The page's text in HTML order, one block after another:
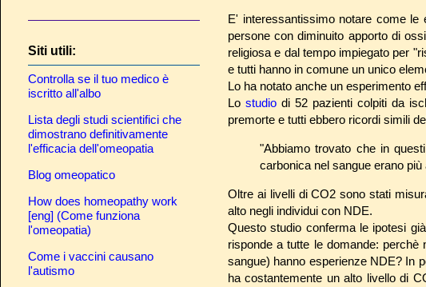
E' interessantissimo notare come
persone con diminuito apporto di
religiosa e dal tempo impiegato per
e tutti hanno in comune un unico
Lo ha notato anche un esperimento
Lo studio di 52 pazienti colpiti da
premorte e tutti ebbero ricordi simili
"Abbiamo trovato che in
carbonica nel sangue erano
Oltre ai livelli di CO2 sono stati
alto negli individui con NDE.
Questo studio conferma le ipotesi
risponde a tutte le domande:
sangue) hanno esperienze NDE? In
ha costantemente un alto livello di
Siti utili:
Controlla se il tuo medico è
iscritto all'albo
Lista degli studi scientifici che
dimostrano definitivamente
l'efficacia dell'omeopatia
Blog omeopatico
How does homeopathy work
[eng] (Come funziona
l'omeopatia)
Come i vaccini causano
l'autismo